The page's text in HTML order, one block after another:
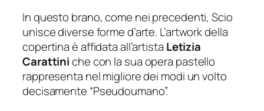
In questo brano, come nei precedenti, Scio
unisce diverse forme d’arte. L’artwork della
copertina è affidata all’artista Letizia
Carattiniche con la sua opera pastello
rappresenta nel migliore dei modi un volto
decisamente “Pseudoumano”.